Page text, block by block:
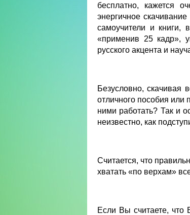
бесплатно, кажется
энергичное
самоучители и книги,
«применив 25 кадр»,
русского акцента и
Безусловно, скачивая
отличного пособия или
ними работать? Так и
неизвестно, как
Считается, что
хватать «по верхам»
Если Вы считаете, что